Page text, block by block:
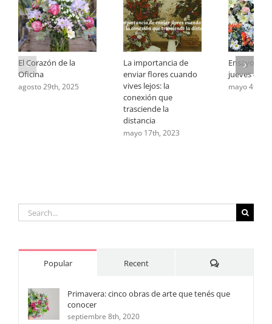
El Corazón de la
Oficina
agosto 29th, 2025
La importancia de
enviar flores cuando
vives lejos: la
conexión que
trasciende la
distancia
mayo 17th, 2023
Ensayos
jueves 4 de
mayo 4th,
Search
for:
Popular Recent Comments
Primavera: cinco obras de arte que tenés que
conocer
septiembre 8th, 2020